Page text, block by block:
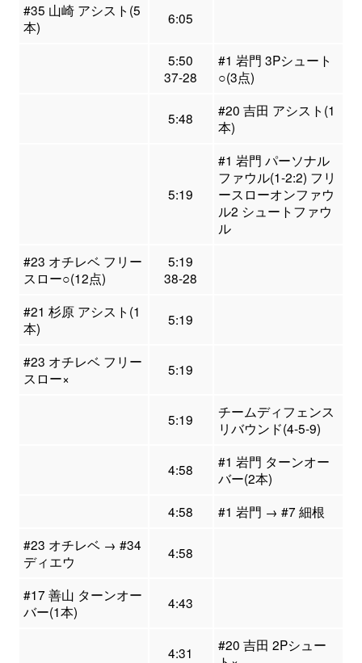
#35 山崎 アシスト(5
本)
6:05
5:50
37-28
#1 岩門 3Pシュート
○(3点)
5:48
#20 吉田 アシスト(1
本)
5:19
#1 岩門 パーソナル
ファウル(1-2:2) フリ
ースローオンファウ
ル2 シュートファウ
ル
#23 オチレベ フリー
スロー○(12点)
5:19
38-28
#21 杉原 アシスト(1
本)
5:19
#23 オチレベ フリー
スロー×
5:19
5:19
チームディフェンス
リバウンド(4-5-9)
4:58
#1 岩門 ターンオー
バー(2本)
4:58
#1 岩門 → #7 細根
#23 オチレベ → #34
ディエウ
4:58
#17 善山 ターンオー
バー(1本)
4:43
4:31
#20 吉田 2Pシュー